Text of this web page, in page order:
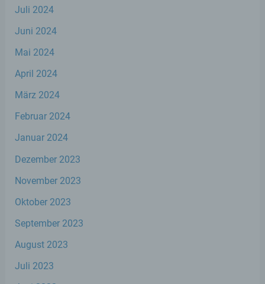
Juli 2024
Juni 2024
Mai 2024
April 2024
März 2024
Februar 2024
Januar 2024
Dezember 2023
November 2023
Oktober 2023
September 2023
August 2023
Juli 2023
ohne Hinzuziehung zusätzlicher
Informationen gesondert aufbewahrt
organisatorischen Maßnahmen unterliegen,
personenbezogenen Daten nicht einer
natürlichen Person zugewiesen werden.
g) Verantwortlicher oder für die
Verantwortlicher oder für die Verarbeitung
juristische Person, Behörde, Einrichtung